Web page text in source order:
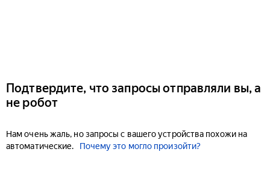
Подтвердите, что запросы отправляли вы, а
не робот
Нам очень жаль, но запросы с вашего устройства похожи на
автоматические.
Почему это могло произойти?